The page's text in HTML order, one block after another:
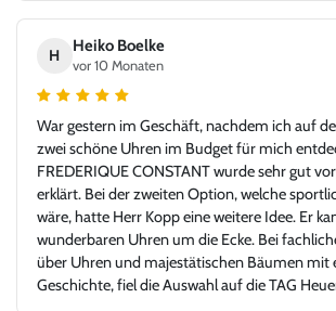
sehr froh, Juwelier Kopp gefunden zu haben,
definitiv wiederkommen. Klare Empfehlung!
H
Heiko Boelke
vor 10 Monaten
War gestern im Geschäft, nachdem ich auf
zwei schöne Uhren im Budget für mich
FREDERIQUE CONSTANT wurde sehr gut
erklärt. Bei der zweiten Option, welche
wäre, hatte Herr Kopp eine weitere Idee. Er
wunderbaren Uhren um die Ecke. Bei
über Uhren und majestätischen Bäumen mit
Geschichte, fiel die Auswahl auf die TAG Heuer